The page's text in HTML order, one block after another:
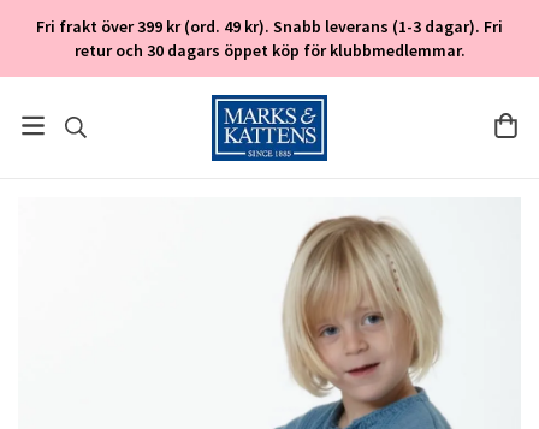
Fri frakt över 399 kr (ord. 49 kr). Snabb leverans (1-3 dagar). Fri
retur och 30 dagars öppet köp för klubbmedlemmar.